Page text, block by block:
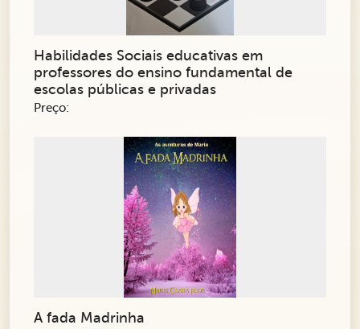
Habilidades Sociais educativas em
professores do ensino fundamental de
escolas públicas e privadas
Preço:
A fada Madrinha